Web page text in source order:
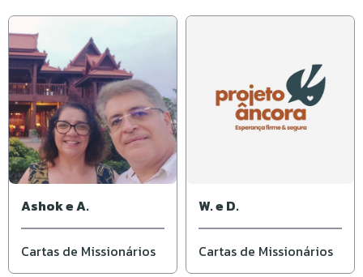
Ashok e A.
Cartas de Missionários
W. e D.
Cartas de Missionários